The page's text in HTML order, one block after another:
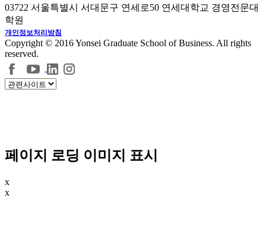
03722 서울특별시 서대문구 연세로50 연세대학교 경영전문대
학원
개인정보처리방침
Copyright © 2016 Yonsei Graduate School of Business. All rights
reserved.
페이지 로딩 이미지 표시
x
x